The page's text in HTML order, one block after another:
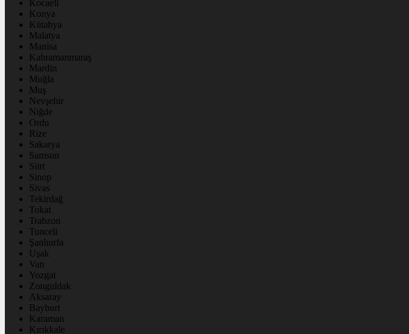
Kocaeli
Konya
Kütahya
Malatya
Manisa
Kahramanmaraş
Mardin
Muğla
Muş
Nevşehir
Niğde
Ordu
Rize
Sakarya
Samsun
Siirt
Sinop
Sivas
Tekirdağ
Tokat
Trabzon
Tunceli
Şanlıurfa
Uşak
Van
Yozgat
Zonguldak
Aksaray
Bayburt
Karaman
Kırıkkale